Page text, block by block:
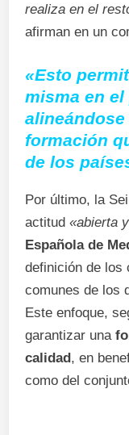
realiza en el
afirman en un
«Esto
misma en
formación
de los
Por último, la
actitud «abierta
Española de
definición de los
comunes de los
Este enfoque,
garantizar una
calidad, en
como del